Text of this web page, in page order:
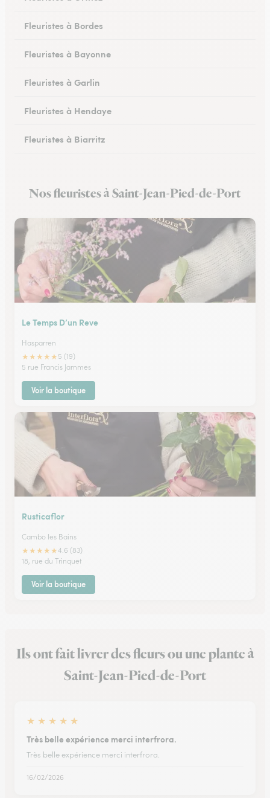
Fleuristes à Bordes
Fleuristes à Bayonne
Fleuristes à Garlin
Fleuristes à Hendaye
Fleuristes à Biarritz
Fleuristes à Ustaritz
Nos fleuristes à Saint-Jean-Pied-de-Port
Le Temps D’un Reve
Hasparren
★★★★★ 5 (19)
5 rue Francis Jammes
Voir la boutique
Rusticaflor
Cambo les Bains
★★★★★4.6 (83)
18, rue du Trinquet
Voir la boutique
Ils ont fait livrer des fleurs ou une plante à
Saint-Jean-Pied-de-Port
★ ★ ★ ★ ★
Très belle expérience merci interfrora.
Très belle expérience merci interfrora.
16/02/2026